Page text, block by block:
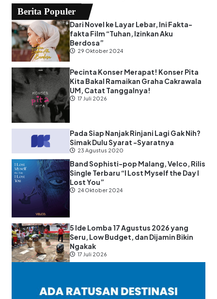
Berita Populer
Dari Novel ke Layar Lebar, Ini Fakta-
fakta Film “Tuhan, Izinkan Aku
Berdosa”
29 Oktober 2024
Pecinta Konser Merapat! Konser Pita
Kita Bakal Ramaikan Graha Cakrawala
UM, Catat Tanggalnya!
17 Juli 2026
Pada Siap Nanjak Rinjani Lagi Gak Nih?
Simak Dulu Syarat -Syaratnya
23 Agustus 2020
Band Sophisti-pop Malang, Velco, Rilis
Single Terbaru “I Lost Myself the Day I
Lost You”
24 Oktober 2024
5 Ide Lomba 17 Agustus 2026 yang
Seru, Low Budget, dan Dijamin Bikin
Ngakak
17 Juli 2026